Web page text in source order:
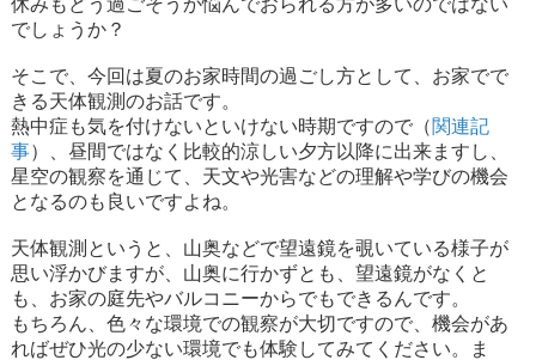
でしょうか？
そこで、今回は夏のお家時間の過ごし方として、お家でで
きる天体観測のお話です。
熱中症も気を付けないといけない時期ですので（関連記
事）、昼間ではなく比較的涼しい夕方以降に出来ますし、
星空の観察を通じて、天文や光害などの理解や学びの機会
となるのも良いですよね。
天体観測というと、山奥などで望遠鏡を覗いている様子が
思い浮かびますが、山奥に行かずとも、望遠鏡がなくと
も、お家の庭先やバルコニーからでもできるんです。
もちろん、色々な環境での観察が大切ですので、機会があ
ればぜひ光の少ない環境でも体験してみてください。ま